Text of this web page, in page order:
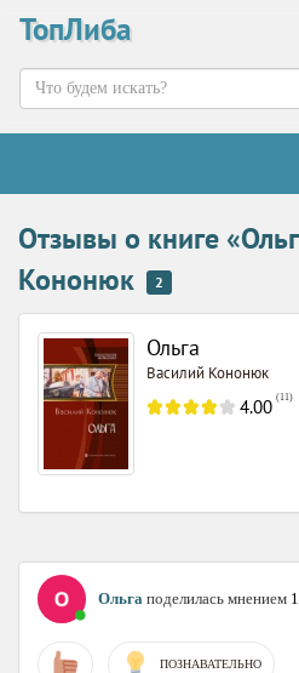
ТопЛиба
Отзывы о книге
Кононюк
2
Ольга
Василий Кононюк
4.00 (11)
Ольга поделилась мнением
ПОЗНАВАТЕЛЬНО